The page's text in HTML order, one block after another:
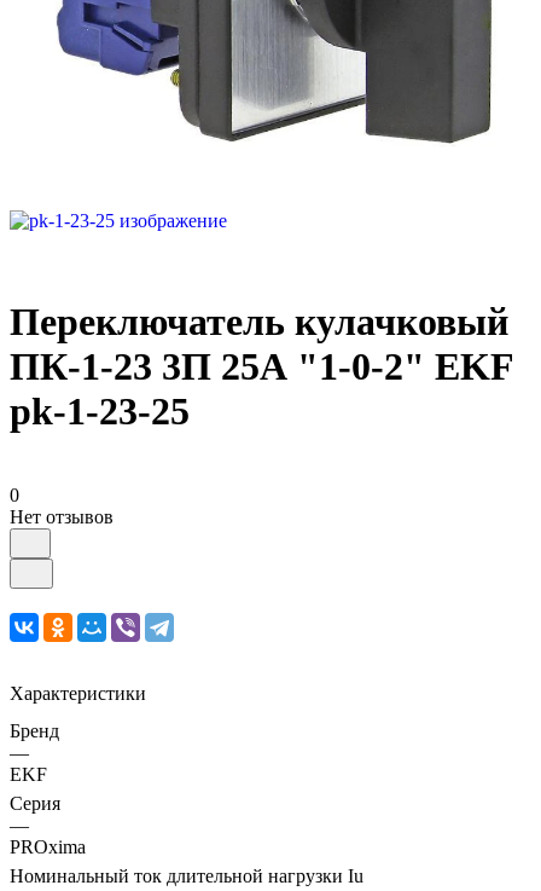
Переключатель кулачковый
ПК-1-23 3П 25А "1-0-2" EKF
pk-1-23-25
0
Нет отзывов
Характеристики
Бренд
—
EKF
Серия
—
PROxima
Номинальный ток длительной нагрузки Iu